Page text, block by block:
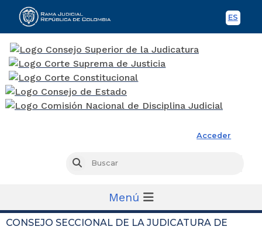
ES
Acceder
Buscar
Menú
CONSEJO SECCIONAL DE LA JUDICATURA DE